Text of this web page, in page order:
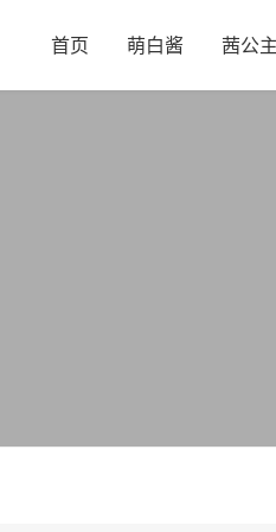
首页 萌白酱 茜公主